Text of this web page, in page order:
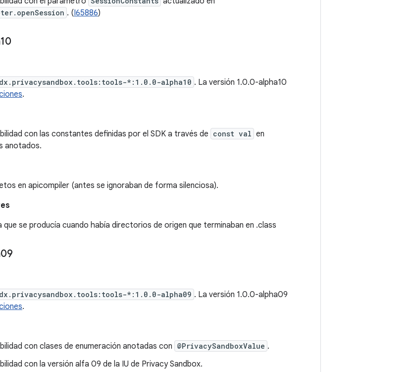
. (I65886)
*:1.0.0-alpha10 . La versión 1.0.0-alpha10
.
con las constantes definidas por el SDK a través de const val en
anotados.
en apicompiler (antes se ignoraban de forma silenciosa).
que se producía cuando había directorios de origen que terminaban en .class
*:1.0.0-alpha09 . La versión 1.0.0-alpha09
.
con clases de enumeración anotadas con @PrivacySandboxValue .
con la versión alfa 09 de la IU de Privacy Sandbox.